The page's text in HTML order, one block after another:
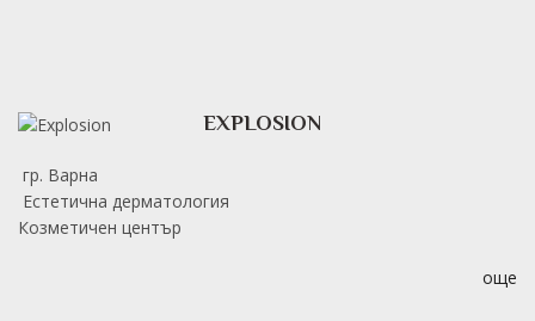
EXPLOSION
гр. Варна
Естетична дерматология
Козметичен център
още